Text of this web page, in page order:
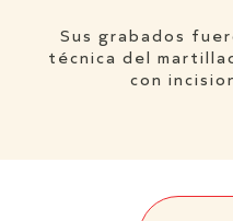
Sus grabados
técnica del
con